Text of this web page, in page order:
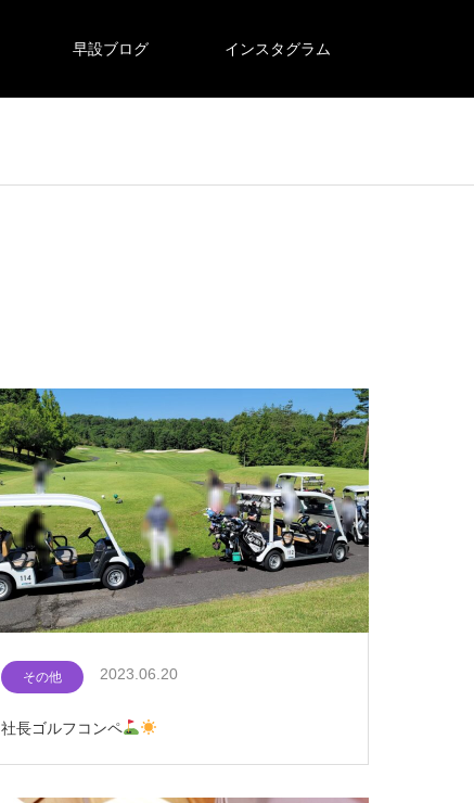
早設ブログ インスタグラム
その他 2023.06.20
社長ゴルフコンペ